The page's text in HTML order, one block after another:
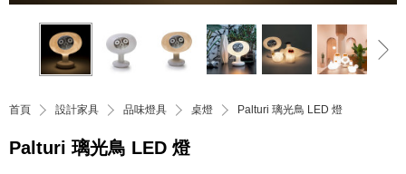
首頁 設計家具 品味燈具 桌燈 Palturi 璃光鳥 LED 燈
Palturi 璃光鳥 LED 燈